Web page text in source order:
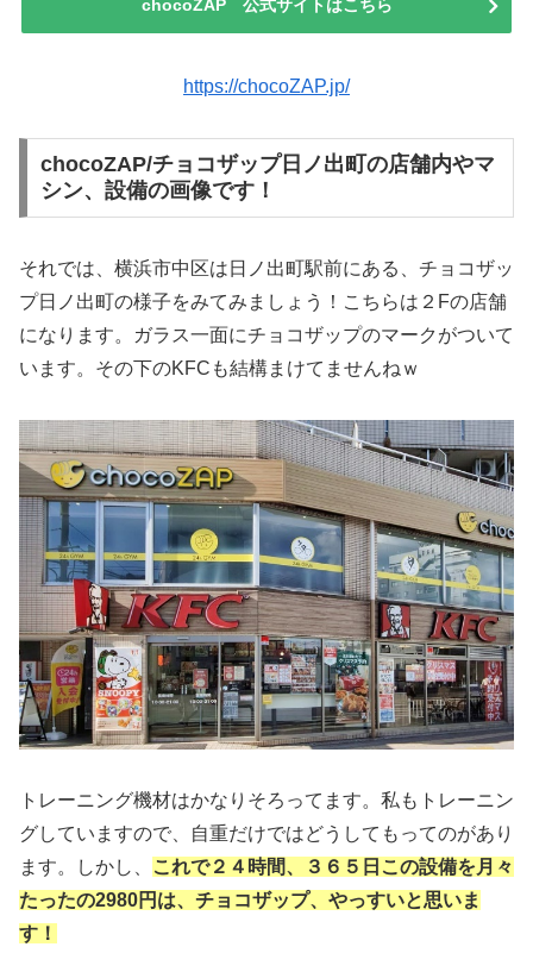
chocoZAP 公式サイトはこちら
https://chocoZAP.jp/
chocoZAP/チョコザップ日ノ出町の店舗内やマ
シン、設備の画像です！
それでは、横浜市中区は日ノ出町駅前にある、チョコザッ
プ日ノ出町の様子をみてみましょう！こちらは２Fの店舗
になります。ガラス一面にチョコザップのマークがついて
います。その下のKFCも結構まけてませんねｗ
トレーニング機材はかなりそろってます。私もトレーニン
グしていますので、自重だけではどうしてもってのがあり
ます。しかし、
これで２４時間、３６５日この設備を月々
たったの2980円は、チョコザップ、やっすいと思いま
す！